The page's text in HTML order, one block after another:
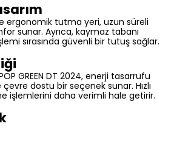
ergonomik tutma yeri, uzun süreli
sunar. Ayrıca, kaymaz tabanı
sırasında güvenli bir tutuş sağlar.
POP GREEN DT 2024, enerji tasarrufu
dostu bir seçenek sunar. Hızlı
işlemlerini daha verimli hale getirir.